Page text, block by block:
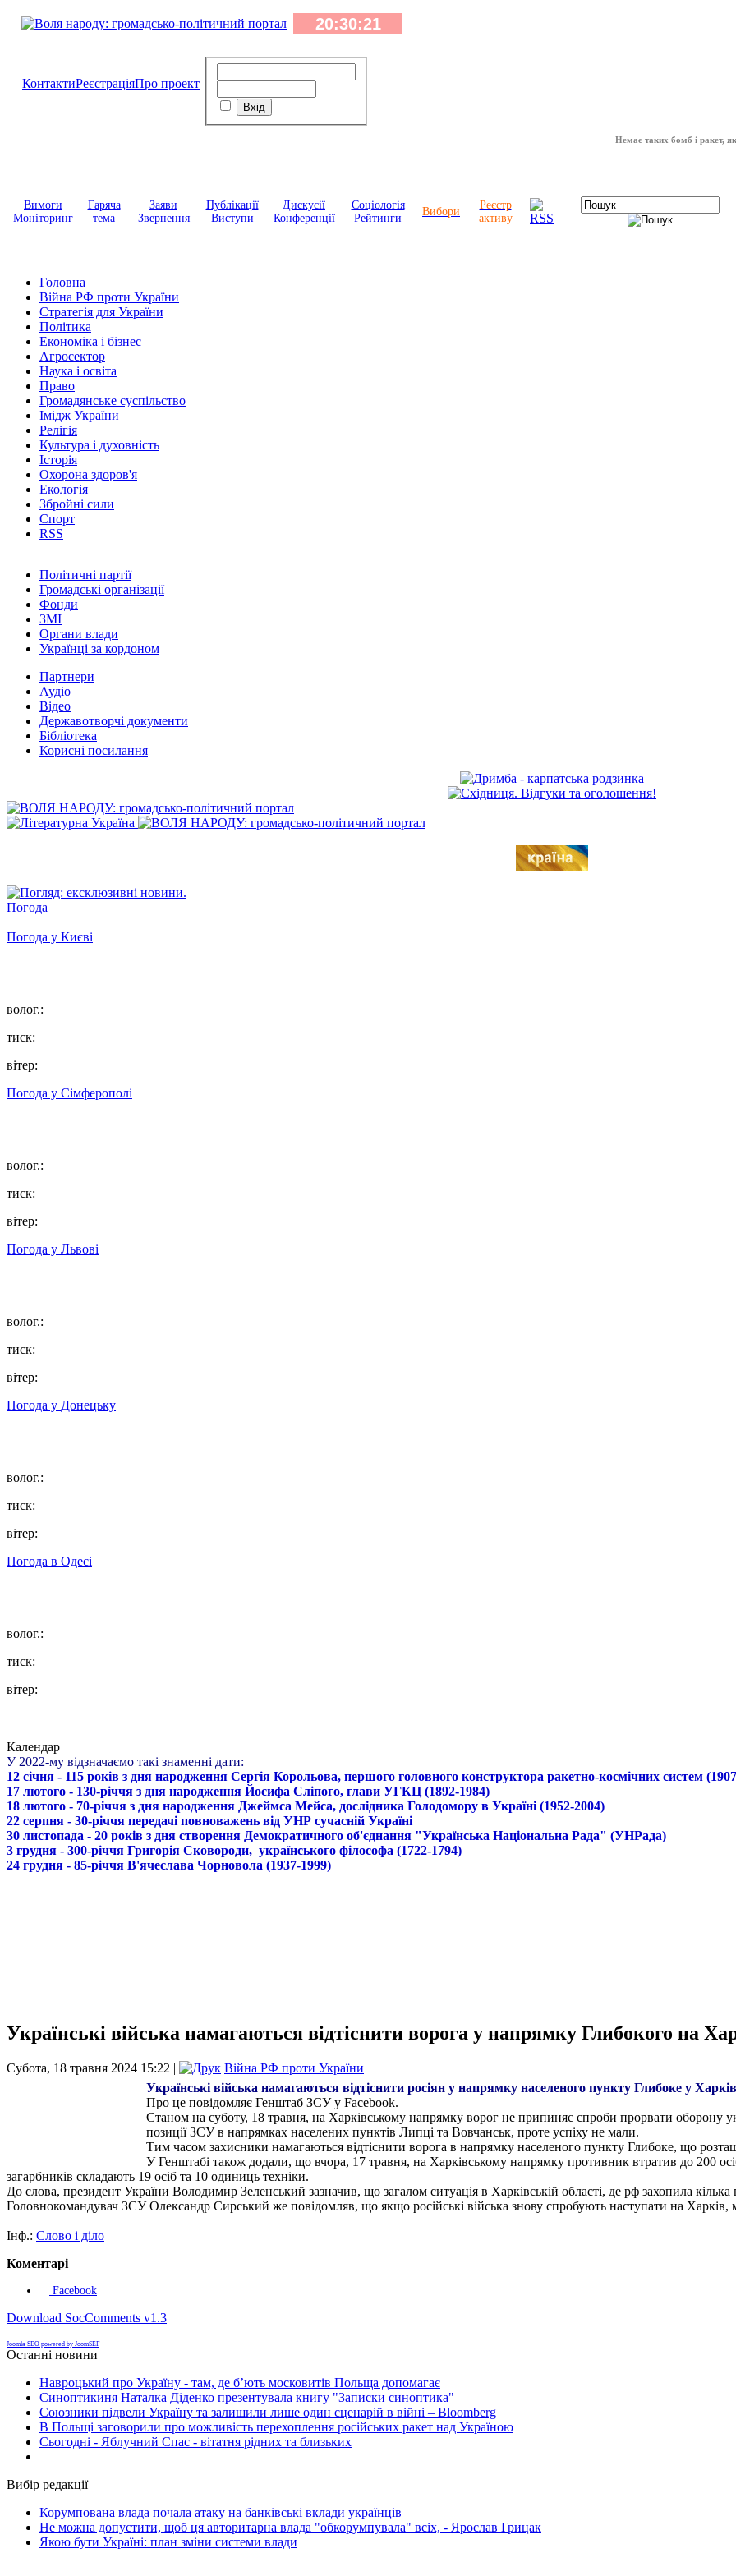
КонтактиРеєстраціяПро проект
Немає таких бомб і ракет, які
Вимоги
Моніторинг
Гаряча
тема
Заяви
Звернення
Публікації
Виступи
Дискусії
Конференції
Соціологія
Рейтинги
Вибори
Реєстр
активу
Головна
Війна РФ проти України
Стратегія для України
Політика
Економіка і бізнес
Агросектор
Наука і освіта
Право
Громадянське суспільство
Імідж України
Релігія
Культура і духовність
Історія
Охорона здоров'я
Екологія
Збройні сили
Спорт
RSS
Політичні партії
Громадські організації
Фонди
ЗМІ
Органи влади
Українці за кордоном
Партнери
Аудіо
Відео
Державотворчі документи
Бібліотека
Корисні посилання
Погода
Погода у Києві
волог.:
тиск:
вітер:
Погода у Сімферополі
волог.:
тиск:
вітер:
Погода у Львові
волог.:
тиск:
вітер:
Погода у Донецьку
волог.:
тиск:
вітер:
Погода в Одесі
волог.:
тиск:
вітер:
Календар
У 2022-му відзначаємо такі знаменні дати:
12 січня - 115 років з дня народження Сергія Корольова, першого головного конструктора ракетно-космічних систем
17 лютого - 130-річчя з дня народження Йосифа Сліпого, глави УГКЦ (1892-1984)
18 лютого - 70-річчя з дня народження Джеймса Мейса, дослідника Голодомору в Україні (1952-2004)
22 серпня - 30-річчя передачі повноважень від УНР сучасній Україні
30 листопада - 20 років з дня створення Демократичного об'єднання "Українська Національна Рада" (УНРада)
3 грудня - 300-річчя Григорія Сковороди, українського філософа (1722-1794)
24 грудня - 85-річчя В'ячеслава Чорновола (1937-1999)
Українські війська намагаються відтіснити ворога у напрямку Глибокого на
Субота, 18 травня 2024 15:22 |
Війна РФ проти України
Українські війська намагаються відтіснити росіян у напрямку населеного пункту Глибоке у
Про це повідомляє Генштаб ЗСУ у Facebook.
Станом на суботу, 18 травня, на Харківському напрямку ворог не припиняє спроби прорвати оборону
позиції ЗСУ в напрямках населених пунктів Липці та Вовчанськ, проте успіху не мали.
Тим часом захисники намагаються відтіснити ворога в напрямку населеного пункту Глибоке, що
У Генштабі також додали, що вчора, 17 травня, на Харківському напрямку противник втратив до 200
загарбників складають 19 осіб та 10 одиниць техніки.
До слова, президент України Володимир Зеленський зазначив, що загалом ситуація в Харківській області, де рф захопила
Головнокомандувач ЗСУ Олександр Сирський же повідомляв, що якщо російські війська знову спробують наступати на Харків,
Інф.: Слово і діло
Коментарі
Facebook
Download SocComments v1.3
Joomla SEO powered by JoomSEF
Останні новини
Навроцький про Україну - там, де б’ють московитів Польща допомагає
Синоптикиня Наталка Діденко презентувала книгу "Записки синоптика"
Союзники підвели Україну та залишили лише один сценарій в війні – Bloomberg
В Польщі заговорили про можливість перехоплення російських ракет над Україною
Сьогодні - Яблучний Спас - вітатня рідних та близьких
Вибір редакції
Корумпована влада почала атаку на банківські вклади українців
Не можна допустити, щоб ця авторитарна влада "обкорумпувала" всіх, - Ярослав Грицак
Якою бути Україні: план зміни системи влади